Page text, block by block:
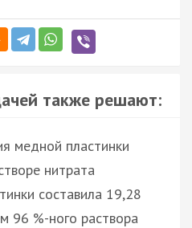
также решают:
медной пластинки
нитрата
составила 19,28
96 %-ного раствора